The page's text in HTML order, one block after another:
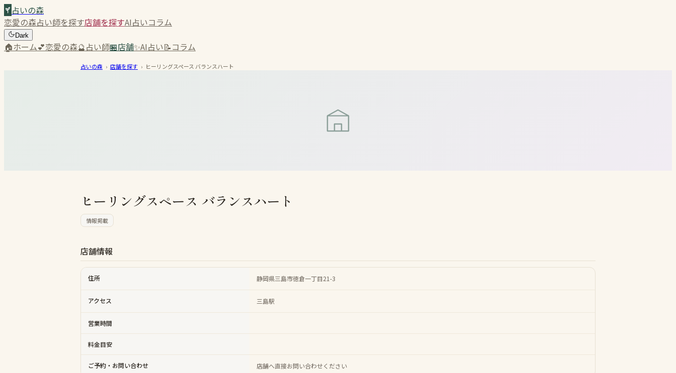
占いの森
恋愛の森占い師を探す店舗を探すAI占いコラム
Dark
🏠ホーム💕恋愛の森🔮占い師🏪店舗✨AI占い📝コラム
占いの森 › 店舗を探す › ヒーリングスペース バランスハート
ヒーリングスペース バランスハート
情報掲載
店舗情報
住所 静岡県三島市徳倉一丁目21-3
アクセス 三島駅
営業時間
料金目安
ご予約・お問い合わせ 店舗へ直接お問い合わせください